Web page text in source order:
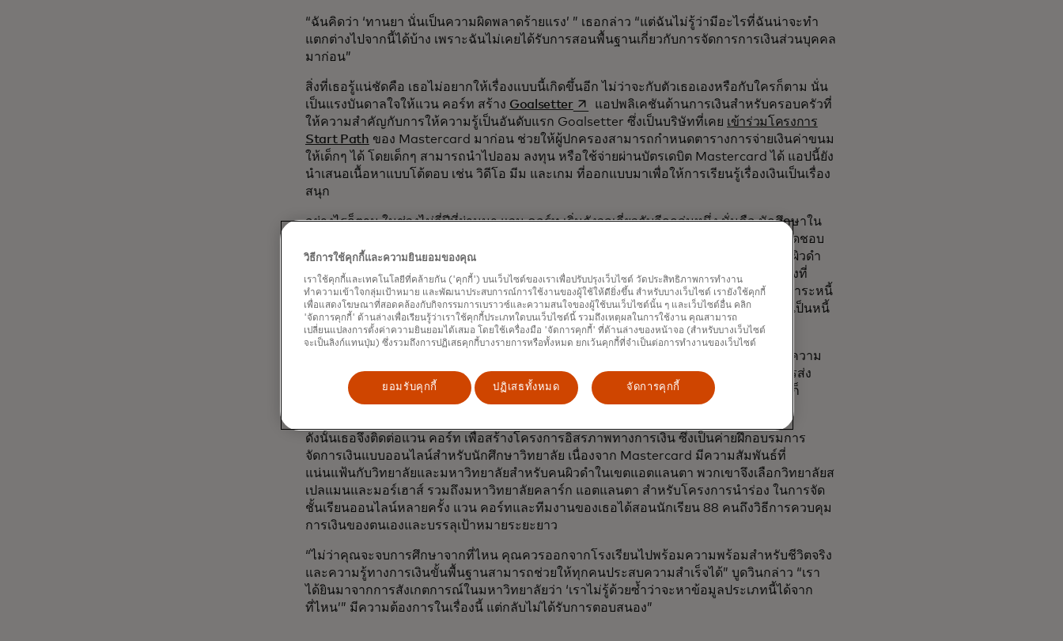
“ฉันคิดว่า ‘ทานยา นั่นเป็นความผิดพลาดร้ายแรง’ ” เธอกล่าว “แต่ฉันไม่รู้ว่ามีอะไรที่ฉันน่าจะทำ
แตกต่างไปจากนี้ได้บ้าง เพราะฉันไม่เคยได้รับการสอนพื้นฐานเกี่ยวกับการจัดการการเงินส่วนบุคคล
มาก่อน”
สิ่งที่เธอรู้แน่ชัดคือ เธอไม่อยากให้เรื่องแบบนี้เกิดขึ้นอีก ไม่ว่าจะกับตัวเธอเองหรือกับใครก็ตาม นั่น
เป็นแรงบันดาลใจให้แวน คอร์ท สร้าง Goalsetteropens in a new tab
แอปพลิเคชันด้านการเงินสำหรับครอบครัวที่
ให้ความสำคัญกับการให้ความรู้เป็นอันดับแรก Goalsetter ซึ่งเป็นบริษัทที่เคย เข้าร่วมโครงการ
Start Path ของ Mastercard มาก่อน ช่วยให้ผู้ปกครองสามารถกำหนดตารางการจ่ายเงินค่าขนม
ให้เด็กๆ ได้ โดยเด็กๆ สามารถนำไปออม ลงทุน หรือใช้จ่ายผ่านบัตรเดบิต Mastercard ได้ แอปนี้ยัง
นำเสนอเนื้อหาแบบโต้ตอบ เช่น วิดีโอ มีม และเกม ที่ออกแบบมาเพื่อให้การเรียนรู้เรื่องเงินเป็นเรื่อง
สนุก
อย่างไรก็ตาม ในช่วงไม่กี่ปีที่ผ่านมา แวน คอร์ท เริ่มกังวลเกี่ยวกับอีกกลุ่มหนึ่ง นั่นคือ นักศึกษาใน
มหาวิทยาลัย ที่กำลังก้าวเข้าสู่ช่วงหัวเลี้ยวหัวต่อของอาชีพการงาน เงินเดือน และความรับผิดชอบ
ในฐานะผู้ใหญ่ ในฐานะที่เป็นหญิงผิวดำ แวน คอร์ทจึงมีความกังวลเป็นพิเศษเกี่ยวกับบัณฑิตผิวดำ
ซึ่งต้องเผชิญกับอุปสรรคทางเศรษฐกิจที่เป็นระบบ (สำหรับทุกๆ 100 ดอลลาร์ของความมั่งคั่งที่
ครอบครัวผิวขาวถือครองครอบครัวผิวดำมีเพียง 15 ดอลลาร์opens in a new tab
) ในขณะเดียวกันก็แบกรับภาระหนี้
สินจากการกู้ยืมเพื่อการศึกษาในอัตราส่วนที่สูงกว่า โดยสี่ปีหลังจบการศึกษา นักศึกษาผิวดำเป็นหนี้
เฉลี่ยมากกว่านักศึกษาผิวขาวถึง 188%opens in a new tab
ที่ Mastercard ดอว์น บูดวิน ผู้อำนวยการทีมชุมชนและความรู้สึกเป็นส่วนหนึ่ง กำลังคิดถึงความ
ท้าทายเดียวกัน แต่จากมุมมองตรงกันข้าม เธอรู้ว่าลูกค้าของ Mastercard บางส่วนต้องการส่ง
เสริมความรู้ทางการเงินในหมู่นักศึกษาวิทยาลัย เพื่อให้พวกเขามีสุขภาพทางการเงินที่ดี แต่ก็
ประสบปัญหาในการหาแนวทางที่เหมาะสม
ดังนั้นเธอจึงติดต่อแวน คอร์ท เพื่อสร้างโครงการอิสรภาพทางการเงิน ซึ่งเป็นค่ายฝึกอบรมการ
จัดการเงินแบบออนไลน์สำหรับนักศึกษาวิทยาลัย เนื่องจาก Mastercard มีความสัมพันธ์ที่
แน่นแฟ้นกับวิทยาลัยและมหาวิทยาลัยสำหรับคนผิวดำในเขตแอตแลนตา พวกเขาจึงเลือกวิทยาลัยส
เปลแมนและมอร์เฮาส์ รวมถึงมหาวิทยาลัยคลาร์ก แอตแลนตา สำหรับโครงการนำร่อง ในการจัด
ชั้นเรียนออนไลน์หลายครั้ง แวน คอร์ทและทีมงานของเธอได้สอนนักเรียน 88 คนถึงวิธีการควบคุม
การเงินของตนเองและบรรลุเป้าหมายระยะยาว
“ไม่ว่าคุณจะจบการศึกษาจากที่ไหน คุณควรออกจากโรงเรียนไปพร้อมความพร้อมสำหรับชีวิตจริง
และความรู้ทางการเงินขั้นพื้นฐานสามารถช่วยให้ทุกคนประสบความสำเร็จได้” บูดวินกล่าว “เรา
ได้ยินมาจากการสังเกตการณ์ในมหาวิทยาลัยว่า ‘เราไม่รู้ด้วยซ้ำว่าจะหาข้อมูลประเภทนี้ได้จาก
ที่ไหน’” มีความต้องการในเรื่องนี้ แต่กลับไม่ได้รับการตอบสนอง”
วิธีการใช้คุกกี้และความยินยอมของคุณ
เราใช้คุกกี้และเทคโนโลยีที่คล้ายกัน ('คุกกี้') บนเว็บไซต์ของเราเพื่อปรับปรุงเว็บไซต์ วัดประสิทธิภาพการทำงาน
ทำความเข้าใจกลุ่มเป้าหมาย และพัฒนาประสบการณ์การใช้งานของผู้ใช้ให้ดียิ่งขึ้น สำหรับบางเว็บไซต์ เรายังใช้คุกกี้
เพื่อแสดงโฆษณาที่สอดคล้องกับกิจกรรมการเบราวซ์และความสนใจของผู้ใช้บนเว็บไซต์นั้น ๆ และเว็บไซต์อื่น คลิก
'จัดการคุกกี้' ด้านล่างเพื่อเรียนรู้ว่าเราใช้คุกกี้ประเภทใดบนเว็บไซต์นี้ รวมถึงเหตุผลในการใช้งาน คุณสามารถ
เปลี่ยนแปลงการตั้งค่าความยินยอมได้เสมอ โดยใช้เครื่องมือ 'จัดการคุกกี้' ที่ด้านล่างของหน้าจอ (สำหรับบางเว็บไซต์
จะเป็นลิงก์แทนปุ่ม) ซึ่งรวมถึงการปฏิเสธคุกกี้บางรายการหรือทั้งหมด ยกเว้นคุกกี้ที่จำเป็นต่อการทำงานของเว็บไซต์
ยอมรับคุกกี้ ปฏิเสธทั้งหมด จัดการคุกกี้